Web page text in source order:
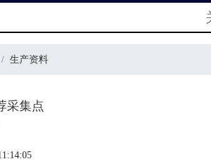
生产资料
采集点